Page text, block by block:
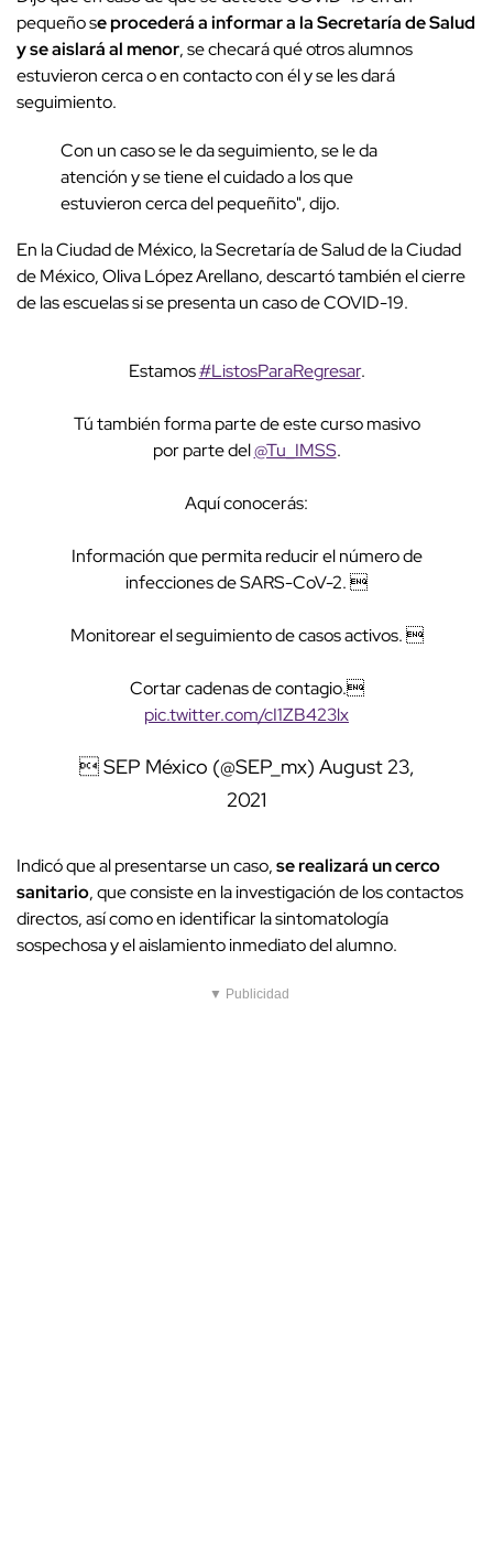
pequeño se procederá a informar a la Secretaría de Salud
y se aislará al menor, se checará qué otros alumnos
estuvieron cerca o en contacto con él y se les dará
seguimiento.
Con un caso se le da seguimiento, se le da
atención y se tiene el cuidado a los que
estuvieron cerca del pequeñito", dijo.
En la Ciudad de México, la Secretaría de Salud de la Ciudad
de México, Oliva López Arellano, descartó también el cierre
de las escuelas si se presenta un caso de COVID-19.
Estamos#ListosParaRegresar.
Tú también forma parte de este curso masivo
por parte del@Tu_IMSS.
Aquí conocerás:
Información que permita reducir el número de
infecciones de SARS-CoV-2. 
Monitorear el seguimiento de casos activos. 
Cortar cadenas de contagio.
pic.twitter.com/cI1ZB423lx
 SEP México (@SEP_mx) August 23,
2021
Indicó que al presentarse un caso,se realizará un cerco
sanitario, que consiste en la investigación de los contactos
directos, así como en identificar la sintomatología
sospechosa y el aislamiento inmediato del alumno.
▼ Publicidad